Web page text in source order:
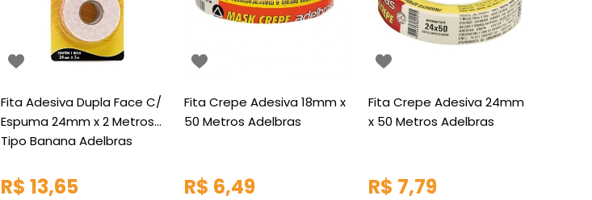
Fita Adesiva Dupla Face C/
Espuma 24mm x 2 Metros
Tipo Banana Adelbras
R$ 13,65
Fita Crepe Adesiva 18mm x
50 Metros Adelbras
R$ 6,49
Fita Crepe Adesiva 24mm
x 50 Metros Adelbras
R$ 7,79